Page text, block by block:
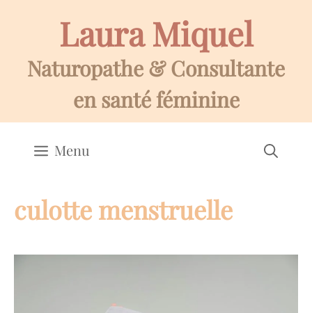
Laura Miquel
Naturopathe & Consultante
en santé féminine
Menu
culotte menstruelle